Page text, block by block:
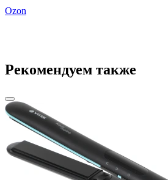
Ozon
Рекомендуем также